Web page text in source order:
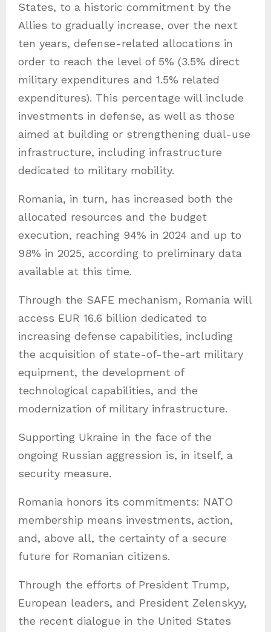
States, to a historic commitment by the
Allies to gradually increase, over the next
ten years, defense-related allocations in
order to reach the level of 5% (3.5% direct
military expenditures and 1.5% related
expenditures). This percentage will include
investments in defense, as well as those
aimed at building or strengthening dual-use
infrastructure, including infrastructure
dedicated to military mobility.
Romania, in turn, has increased both the
allocated resources and the budget
execution, reaching 94% in 2024 and up to
98% in 2025, according to preliminary data
available at this time.
Through the SAFE mechanism, Romania will
access EUR 16.6 billion dedicated to
increasing defense capabilities, including
the acquisition of state-of-the-art military
equipment, the development of
technological capabilities, and the
modernization of military infrastructure.
Supporting Ukraine in the face of the
ongoing Russian aggression is, in itself, a
security measure.
Romania honors its commitments: NATO
membership means investments, action,
and, above all, the certainty of a secure
future for Romanian citizens.
Through the efforts of President Trump,
European leaders, and President Zelenskyy,
the recent dialogue in the United States